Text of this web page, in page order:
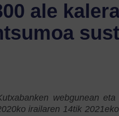
ale
webgunean
irailaren 14tik